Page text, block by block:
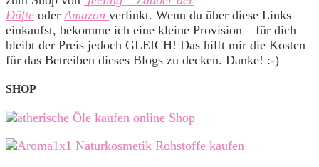
Düfte oder Amazon verlinkt. Wenn du über diese Links
einkaufst, bekomme ich eine kleine Provision – für dich
bleibt der Preis jedoch GLEICH! Das hilft mir die Kosten
für das Betreiben dieses Blogs zu decken. Danke! :-)
SHOP